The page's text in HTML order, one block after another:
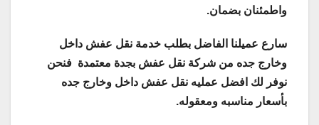
واطمئنان بضمان.
سارع عميلنا الفاضل بطلب خدمة نقل عفش داخل
وخارج جده من شركة نقل عفش بجدة معتمدة فنحن
نوفر لك افضل عمليه نقل عفش داخل وخارج جده
بأسعار مناسبه ومعقوله.